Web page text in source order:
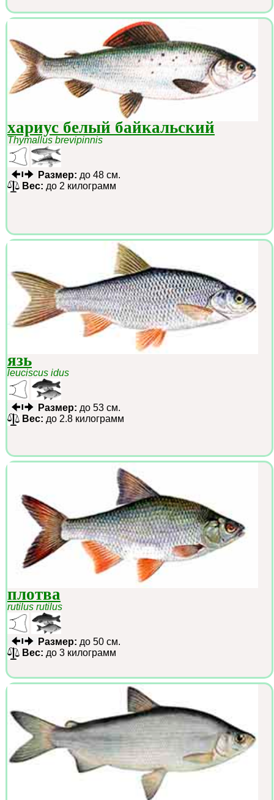
хариус белый байкальский
Thymallus brevipinnis
Размер: до 48 см.
Вес: до 2 килограмм
язь
leuciscus idus
Размер: до 53 см.
Вес: до 2.8 килограмм
плотва
rutilus rutilus
Размер: до 50 см.
Вес: до 3 килограмм